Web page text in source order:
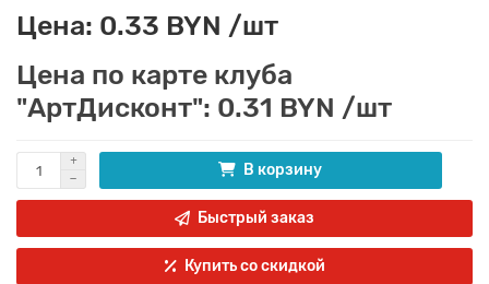
Цена: 0.33 BYN /шт
Цена по карте клуба
"АртДисконт": 0.31 BYN /шт
В корзину
Быстрый заказ
Купить со скидкой